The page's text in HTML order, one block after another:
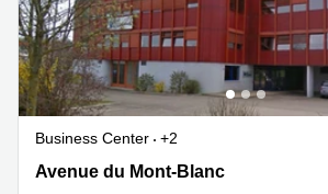
Business Center
+2
Avenue du Mont-Blanc 7, Nyon
Avenue du Mont-Blanc